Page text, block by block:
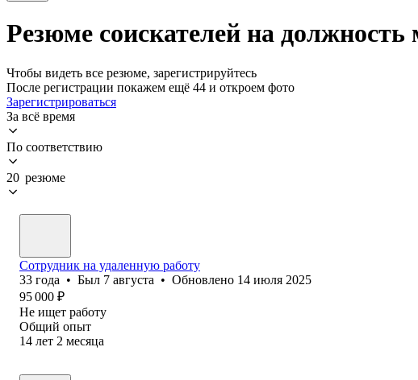
Резюме соискателей на
Чтобы видеть все резюме, зарегистрируйтесь
После регистрации покажем ещё 44 и откроем фото
Зарегистрироваться
За всё время
По соответствию
20 резюме
Сотрудник на удаленную работу
33 года • Был 7 августа • Обновлено 14 июля 2025
95 000 ₽
Не ищет работу
Общий опыт
14 лет 2 месяца